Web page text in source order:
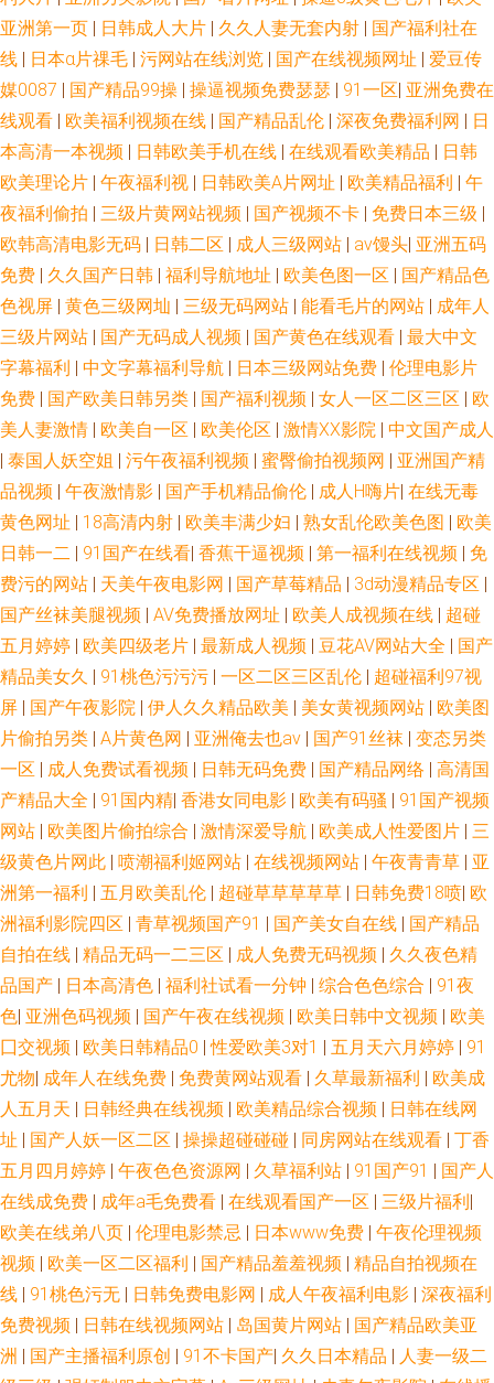
观看 久久草狠狠爱 日韩av123 亚洲Av色情网占 91视频在线导航 不卡久久 抖
阴变态大 久久伊人国产 日韩三级中文字幕 91颜色的官网 超碰性导航 极品五
月花综合 欧美人妖射精 四虎影院色 亚洲社区电影 91叉啊插 AAA欧美性爱
cop 九一视频网址 欧美性爱一级久久 91超碰碰在线 97超碰狠狠操 白丝学姐
在线自慰 后入黑丝高跟美女 美女被男人侵犯 人人97操 美女天天干天天操 婷
婷久久成人导航 91豆花久久 av涩涩 抖阴在线免费观看 日本韩国颜射 午夜福
利96 中文字幕αV 91桃色神马 白丝自慰在线 人人摸97 香蕉在线视频 91好看
人曰B免费视频 黑人ay人与兽 欧美老妇性交 色资源网 亚洲天堂精品视频 91
探花国产在线 岛国精品在线播放 黄色黄夜播放 免费的肏屄网址 日韩肏逼电
影网 91日韩入口 欧美成人www 天堂女优久久 一区二区产精品 97超碰碰在
线 国产视频久久探花 免费性爱Av 日本伪娘自慰射精 亚洲天堂精品视频 超碰
91干干 国产人妖另类在线 久久素人 欧美淫秽a片 2026天天肏 操逼av资源网
精品www 青青草原伊人 久久妻天天碰电影 影音先锋黄区 97尤物超碰 大香
蕉大香蕉在线 黑丝巨乳老师被艹 日本特级片 香蕉apk 91精品福利 俺来也最
新网址 国产成人午夜福利 人人操人人模 亚洲阿b天堂 97草草 宅女福利导航
传媒视频传媒 另类丝袜诱惑 日韩精品导航 综合另类精品av AV天党电影院 九
九热精品草 日本女V素人妻 91经典免费视频 超碰97操操操 黄色网网址 欧美
呦呦啊啊啊 天堂网AV手机版 中文字幕丰满少妇 91逼在线 超碰日逼网 久久国
在 日韩精品ー区二区 亚洲黄色小说网站 91网站观看 超碰影视福利 www欧
99在线视频 日韩99爱 亚洲91精品 97另类高清影院 国产51精品 久草网址 日
韩深夜成人 97搞成人 韩国肏逼网 欧美性交片深喉 亚洲丝袜性爱 97激情网站
亚洲第一页 | 日韩成人大片 | 久久人妻无套内射 | 国产福利社在
线 | 日本α片祼毛 | 污网站在线浏览 | 国产在线视频网址 | 爱豆传
媒0087 | 国产精品99操 | 操逼视频免费瑟瑟 | 91一区| 亚洲免费在
线观看 | 欧美福利视频在线 | 国产精品乱伦 | 深夜免费福利网 | 日
本高清一本视频 | 日韩欧美手机在线 | 在线观看欧美精品 | 日韩
欧美理论片 | 午夜福利视 | 日韩欧美A片网址 | 欧美精品福利 | 午
夜福利偷拍 | 三级片黄网站视频 | 国产视频不卡 | 免费日本三级 |
欧韩高清电影无码 | 日韩二区 | 成人三级网站 | av馒头| 亚洲五码
免费 | 久久国产日韩 | 福利导航地址 | 欧美色图一区 | 国产精品色
色视屏 | 黄色三级网圸 | 三级无码网站 | 能看毛片的网站 | 成年人
三级片网站 | 国产无码成人视频 | 国产黄色在线观看 | 最大中文
字幕福利 | 中文字幕福利导航 | 日本三级网站免费 | 伦理电影片
免费 | 国产欧美日韩另类 | 国产福利视频 | 女人一区二区三区 | 欧
美人妻激情 | 欧美自一区 | 欧美伦区 | 激情XX影院 | 中文国产成人
| 泰国人妖空姐 | 污午夜福利视频 | 蜜臀偷拍视频网 | 亚洲国产精
品视频 | 午夜激情影 | 国产手机精品偷伦 | 成人H嗨片| 在线无毒
黄色网址 | 18高清内射 | 欧美丰满少妇 | 熟女乱伦欧美色图 | 欧美
日韩一二 | 91国产在线看| 香蕉干逼视频 | 第一福利在线视频 | 免
费污的网站 | 天美午夜电影网 | 国产草莓精品 | 3d动漫精品专区 |
国产丝袜美腿视频 | AV免费播放网址 | 欧美人成视频在线 | 超碰
五月婷婷 | 欧美四级老片 | 最新成人视频 | 豆花AV网站大全 | 国产
精品美女久 | 91桃色污污污 | 一区二区三区乱伦 | 超碰福利97视
屏 | 国产午夜影院 | 伊人久久精品欧美 | 美女黄视频网站 | 欧美图
片偷拍另类 | A片黄色网 | 亚洲俺去也av | 国产91丝袜 | 变态另类
一区 | 成人免费试看视频 | 日韩无码免费 | 国产精品网络 | 高清国
产精品大全 | 91国内精| 香港女同电影 | 欧美有码骚 | 91国产视频
网站 | 欧美图片偷拍综合 | 激情深爱导航 | 欧美成人性爱图片 | 三
级黄色片网此 | 喷潮福利姬网站 | 在线视频网站 | 午夜青青草 | 亚
洲第一福利 | 五月欧美乱伦 | 超碰草草草草草 | 日韩免费18喷| 欧
洲福利影院四区 | 青草视频国产91 | 国产美女自在线 | 国产精品
自拍在线 | 精品无码一二三区 | 成人免费无码视频 | 久久夜色精
品国产 | 日本高清色 | 福利社试看一分钟 | 综合色色综合 | 91夜
色| 亚洲色码视频 | 国产午夜在线视频 | 欧美日韩中文视频 | 欧美
囗交视频 | 欧美日韩精品0 |性爱欧美3对1 | 五月天六月婷婷 | 91
尤物| 成年人在线免费 | 免费黄网站观看 | 久草最新福利 | 欧美成
人五月天 | 日韩经典在线视频 | 欧美精品综合视频 | 日韩在线网
址 | 国产人妖一区二区 | 操操超碰碰碰 | 同房网站在线观看 | 丁香
五月四月婷婷 | 午夜色色资源网 | 久草福利站 | 91国产91 | 国产人
在线成免费 | 成年a毛免费看 | 在线观看国产一区 | 三级片福利|
欧美在线弟八页 | 伦理电影禁忌 | 日本www免费 | 午夜伦理视频
视频 | 欧美一区二区福利 | 国产精品羞羞视频 | 精品自拍视频在
线 | 91桃色污无 | 日韩免费电影网 | 成人午夜福利电影 | 深夜福利
免费视频 | 日韩在线视频网站 | 岛国黄片网站 | 国产精品欧美亚
洲 | 国产主播福利原创 | 91不卡国产| 久久日本精品 | 人妻一级二